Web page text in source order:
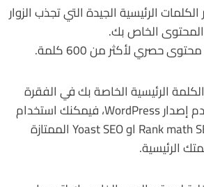
الكلمات الرئيسية الجيدة التي تجذب الزوار
الخاص بك.
حصري لأكثر من 600 كلمة.
الرئيسية الخاصة بك في الفقرة
الأولى. إذا كنت تستخدم إصدار WordPress، فيمكنك استخدام
احد هذين الاداتين Rank math SEO او Yoast SEO الممتازة
الرئيسية.